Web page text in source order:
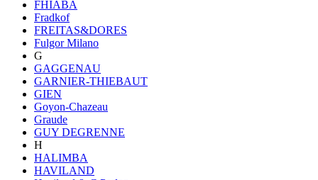
FHIABA
Fradkof
FREITAS&DORES
Fulgor Milano
G
GAGGENAU
GARNIER-THIEBAUT
GIEN
Goyon-Chazeau
Graude
GUY DEGRENNE
H
HALIMBA
HAVILAND